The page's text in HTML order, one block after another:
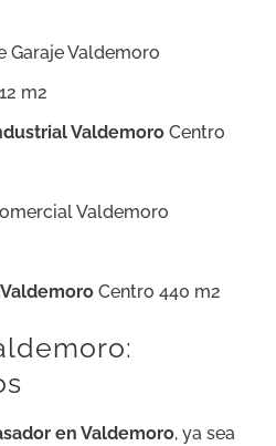
Garaje Valdemoro
m2
Valdemoro Centro
Valdemoro
Centro 440 m2
en Valdemoro, ya sea